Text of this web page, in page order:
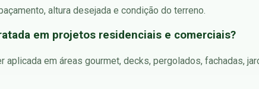
altura desejada e condição do terreno.
em projetos residenciais e comerciais?
aplicada em áreas gourmet, decks, pergolados, fachadas,